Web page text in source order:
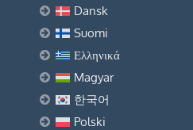
Dansk
Suomi
Ελληνικά
Magyar
한국어
Polski